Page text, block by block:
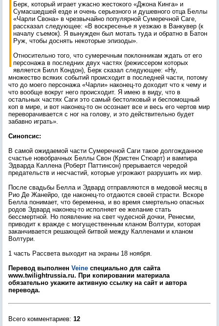
Берк, который играет ужасно жестокого «Джона Кинга» и
Сумасшедшей езде и очень серьезного и душевного отца Беллы
«Чарли Свона» в чрезвычайно популярной Сумеречной Саге,
рассказал следующее: «В воскресенье я уезжаю в Ванкувер (к
началу съемок). Я вынужден был мотать туда и обратно в Батон
Руж, чтобы доснять некоторые эпизоды».
Относительно того, что сумеречным поклонникам ждать от его
персонажа в последних двух частях (режиссером которых
является Билл Кондон), Берк сказал следующее: «Ну,
множество всяких событий происходит в последней части, потому
что до моего персонажа «Чарли» наконец-то доходит что к чему и
что вообще вокруг него происходит. Я имею в виду, что в
остальных частях Саги это самый бестолковый и беспомощный
коп в мире, и вот наконец-то он осознает все и весь его чертов мир
переворачивается с ног на голову, и это действительно будет
забавно играть».
Синопсис:
В самой ожидаемой части Сумеречной Саги такое долгожданное
счастье новобрачных Беллы Свон (Кристен Стюарт) и вампира
Эдварда Каллена (Роберт Паттинсон) прерывается чередой
предательств и несчастий, которые угрожают разрушить их мир.
После свадьбы Белла и Эдвард отправляются в медовой месяц в
Рио Де Жанейро, где наконец-то отдаются своей страсти. Вскоре
Белла понимает, что беременна, и во время смертельно опасных
родов Эдвард наконец-то исполняет ее желание стать
бессмертной. Но появление на свет чудесной дочки, Ренесми,
приводит к вражде с могущественным кланом Волтури, которая
заканчивается решающей битвой между Калленами и кланом
Волтури.
1 часть Рассвета выходит на экраны 18 ноября.
Перевод выполнен Veine специально для сайта
www.twilightrussia.ru. При копировании материала
обязательно укажите активную ссылку на сайт и автора
перевода.
Всего комментариев: 12